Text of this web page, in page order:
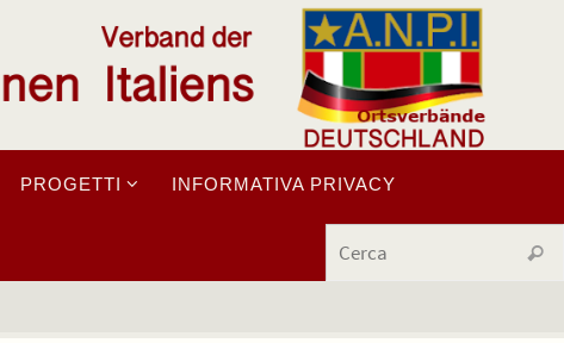
PROGETTI INFORMATIVA PRIVACY
Cerca